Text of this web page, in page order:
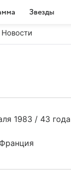
Звезды
Новости
1983 / 43 года